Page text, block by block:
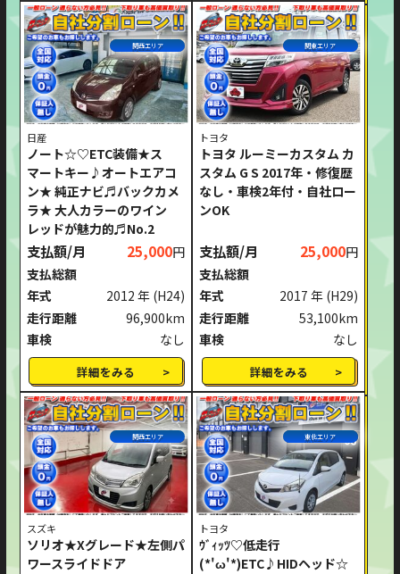
関西エリア
日産
ノート☆♡ETC装備★ス
マートキー♪オートエアコ
ン★ 純正ナビ♬バックカメ
ラ★ 大人カラーのワイン
レッドが魅力的♬No.2
支払額/月 25,000円
支払総額
年式
2012 年 (H24)
走行距離
96,900km
車検
なし
詳細をみる
関東エリア
トヨタ
トヨタ ルーミーカスタム カ
スタム G S 2017年・修復歴
なし・車検2年付・自社ロー
ンOK
支払額/月 25,000円
支払総額
年式
2017 年 (H29)
走行距離
53,100km
車検
なし
詳細をみる
関西エリア
スズキ
ソリオ★Xグレード★左側パ
ワースライドドア
東北エリア
トヨタ
ｳﾞｨｯﾂ♡低走行
(*'ω'*)ETC♪HIDヘッド☆